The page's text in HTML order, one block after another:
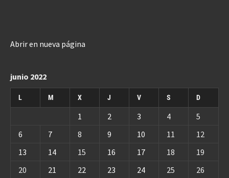
Abrir en nueva página
junio 2022
L M X J V S D
1 2 3 4
5
6
7 8 9 10 11
12
13
14 15 16 17 18
19
20
21 22 23 24 25 26